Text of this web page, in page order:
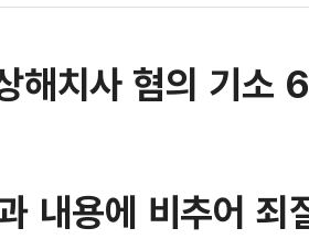
해치사 혐의 기소
내용에 비추어 죄